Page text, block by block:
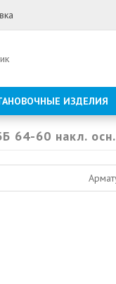
ИЗДЕЛИЯ
64-60 накл. осн.